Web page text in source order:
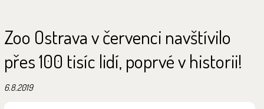
Zoo Ostrava v červenci navštívilo
přes 100 tisíc lidí, poprvé v historii!
6.8.2019